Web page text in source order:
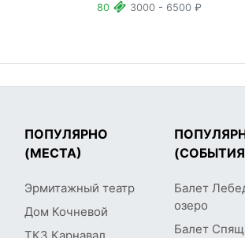
80 3000 - 6500 ₽
ПОПУЛЯРНО
(МЕСТА)
Эрмитажный театр
Дом Кочневой
Балет
озеро
Балет